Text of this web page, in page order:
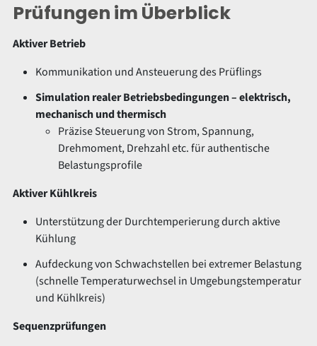
Prüfungen im Überblick
Aktiver Betrieb
Kommunikation und Ansteuerung des Prüflings
Simulation realer Betriebsbedingungen – elektrisch,
mechanisch und thermisch
Präzise Steuerung von Strom, Spannung,
Drehmoment, Drehzahl etc. für authentische
Belastungsprofile
Aktiver Kühlkreis
Unterstützung der Durchtemperierung durch aktive
Kühlung
Aufdeckung von Schwachstellen bei extremer Belastung
(schnelle Temperaturwechsel in Umgebungstemperatur
und Kühlkreis)
Sequenzprüfungen